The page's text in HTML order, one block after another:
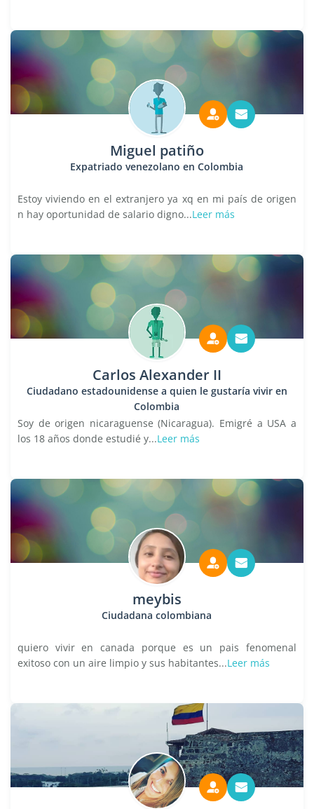
Miguel patiño
Expatriado venezolano en Colombia
Estoy viviendo en el extranjero ya xq en mi país de origen
n hay oportunidad de salario digno...Leer más
Carlos Alexander II
Ciudadano estadounidense a quien le gustaría vivir en
Colombia
Soy de origen nicaraguense (Nicaragua). Emigré a USA a
los 18 años donde estudié y...Leer más
meybis
Ciudadana colombiana
quiero vivir en canada porque es un pais fenomenal
exitoso con un aire limpio y sus habitantes...Leer más